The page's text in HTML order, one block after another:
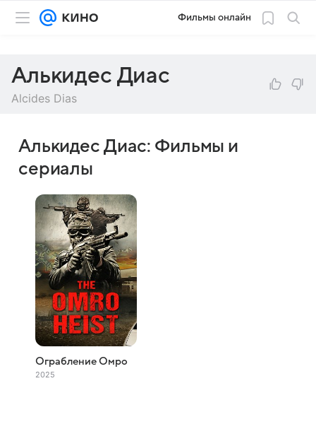
Фильмы онлайн
Алькидес Диас
Alcides Dias
Алькидес Диас: Фильмы и
сериалы
Ограбление Омро
2025